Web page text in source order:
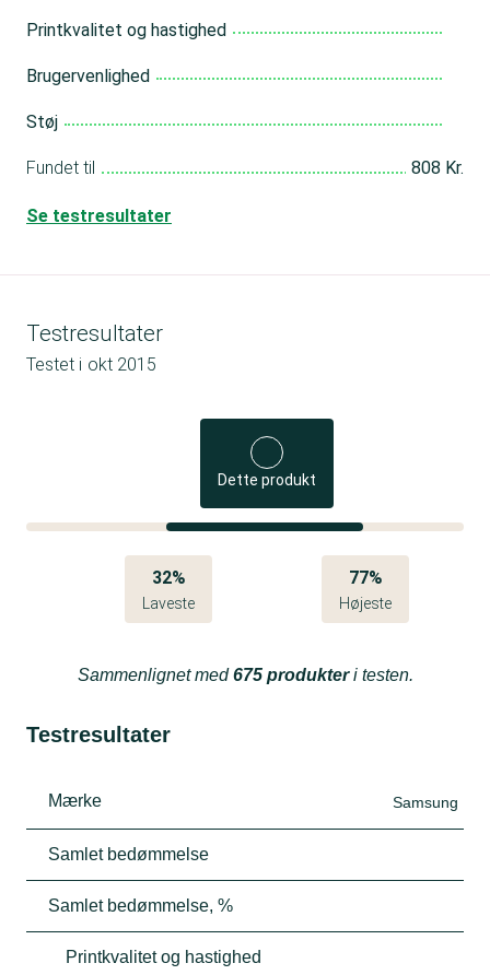
Printkvalitet og hastighed
Brugervenlighed
Støj
Fundet til 808 Kr.
Se testresultater
Testresultater
Testet i okt 2015
Dette produkt
32%
Laveste
77%
Højeste
Sammenlignet med675 produkteri testen.
Testresultater
Mærke Samsung
Samlet bedømmelse
Samlet bedømmelse, %
Printkvalitet og hastighed